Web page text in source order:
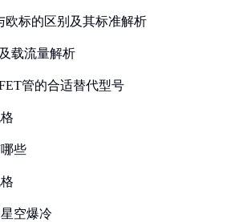
欧标的区别及其标准解析
载流量解析
管的合适替代型号
些
空爆冷